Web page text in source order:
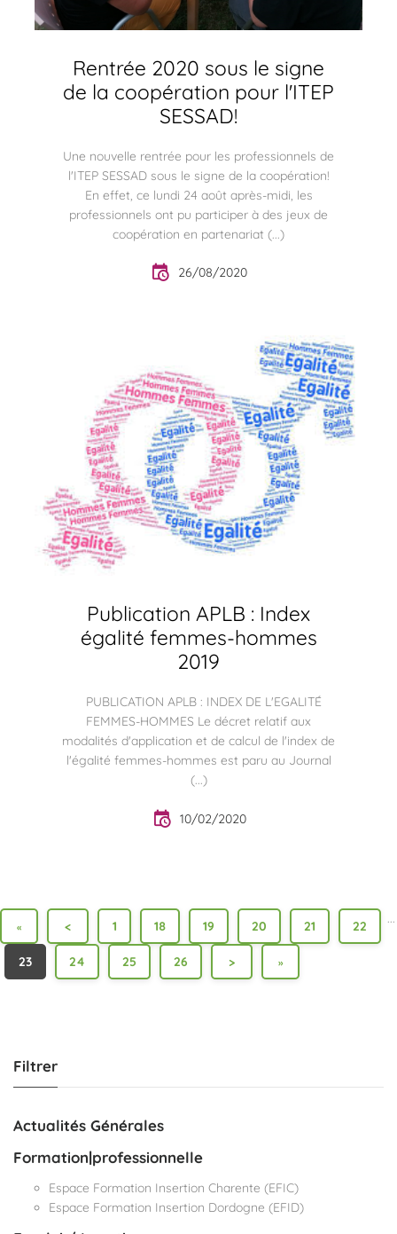
Rentrée 2020 sous le signe
de la coopération pour l'ITEP
SESSAD!
Une nouvelle rentrée pour les professionnels de
l'ITEP SESSAD sous le signe de la coopération!
En effet, ce lundi 24 août après-midi, les
professionnels ont pu participer à des jeux de
coopération en partenariat (...)
26/08/2020
Publication APLB : Index
égalité femmes-hommes
2019
PUBLICATION APLB : INDEX DE L'EGALITÉ
FEMMES-HOMMES Le décret relatif aux
modalités d'application et de calcul de l'index de
l'égalité femmes-hommes est paru au Journal
(...)
10/02/2020
« < 1 ...
18 19 20 21 22
23 24 25 26 > »
Filtrer
Actualités Générales
Formation|professionnelle
Espace Formation Insertion Charente (EFIC)
Espace Formation Insertion Dordogne (EFID)